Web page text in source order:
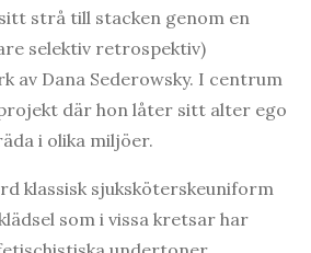
strå till stacken genom en
selektiv retrospektiv)
av Dana Sederowsky. I centrum
där hon låter sitt alter ego
i olika miljöer.
klassisk sjuksköterskeuniform
som i vissa kretsar har